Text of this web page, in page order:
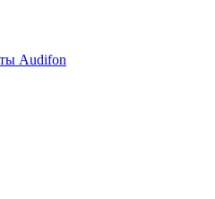
Audifon